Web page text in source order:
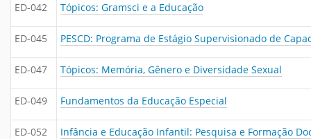
ED-042 Tópicos: Gramsci e a Educação
ED-045 PESCD: Programa de Estágio Supervisionado de
ED-047 Tópicos: Memória, Gênero e Diversidade Sexual
ED-049 Fundamentos da Educação Especial
ED-052 Infância e Educação Infantil: Pesquisa e Formação